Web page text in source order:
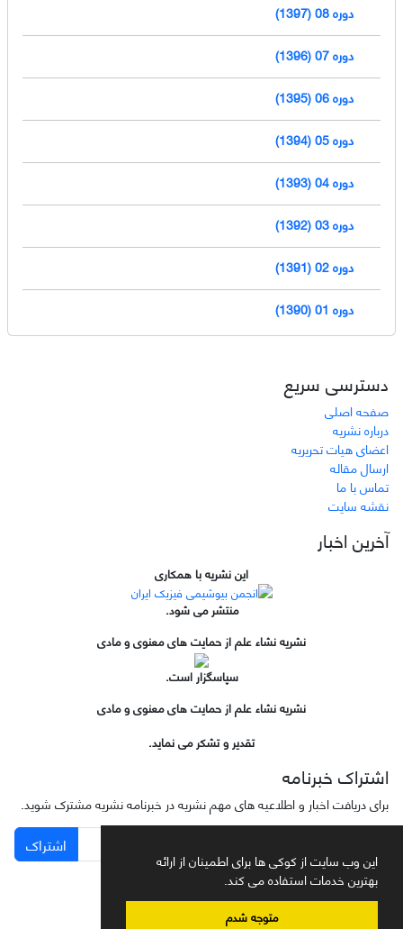
این وب سایت از کوکی ها برای اطمینان از ارائه
بهترین خدمات استفاده می کند.
متوجه شدم
دوره 08 (1397)
دوره 07 (1396)
دوره 06 (1395)
دوره 05 (1394)
دوره 04 (1393)
دوره 03 (1392)
دوره 02 (1391)
دوره 01 (1390)
دسترسی سریع
صفحه اصلی
درباره نشریه
اعضای هیات تحریریه
ارسال مقاله
تماس با ما
نقشه سایت
آخرین اخبار
این نشریه با همکاری
منتشر می شود.
نشریه نشاء علم از حمایت های معنوی و مادی
سپاسگزار است.
نشریه نشاء علم از حمایت های معنوی و مادی
تقدیر و تشکر می نماید.
اشتراک خبرنامه
برای دریافت اخبار و اطلاعیه های مهم نشریه در خبرنامه نشریه مشترک شوید.
اشتراک